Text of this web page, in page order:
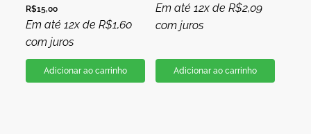
R$15,00
Em até 12x de R$1,60
com juros
Adicionar ao carrinho
Em até 12x de R$2,09
com juros
Adicionar ao carrinho